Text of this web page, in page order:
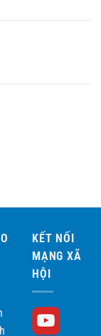
KẾT NỐI
MẠNG XÃ
HỘI